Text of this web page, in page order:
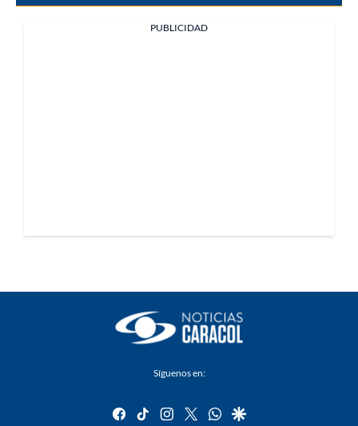
PUBLICIDAD
Síguenos en:
facebook
tiktok instagram
twitterwhatsapp
google